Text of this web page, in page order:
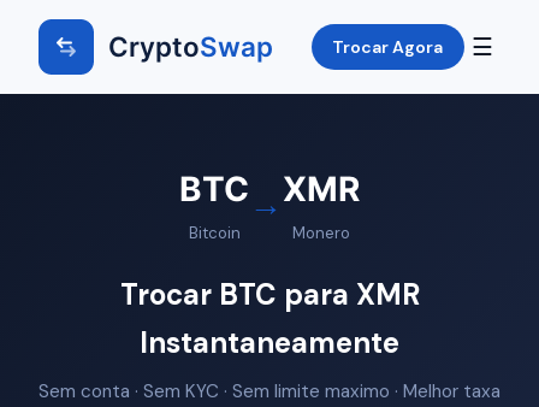
CryptoSwap Trocar Agora ☰
BTC
Bitcoin
→XMR
Monero
Trocar BTC para XMR
Instantaneamente
Sem conta · Sem KYC · Sem limite maximo · Melhor taxa